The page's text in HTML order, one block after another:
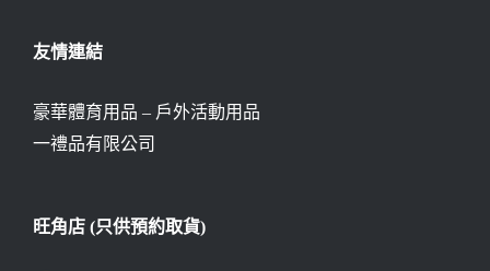
友情連結
豪華體育用品 – 戶外活動用品
一禮品有限公司
旺角店 (只供預約取貨)